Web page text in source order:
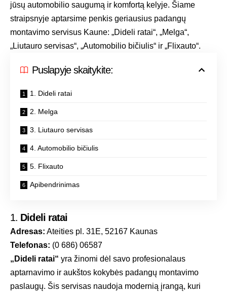
jūsų automobilio saugumą ir komfortą kelyje. Šiame
straipsnyje aptarsime penkis geriausius padangų
montavimo servisus Kaune: „Dideli ratai“, „Melga“,
„Liutauro servisas“, „Automobilio bičiulis“ ir „Flixauto“.
Puslapyje skaitykite:
1. Dideli ratai
2. Melga
3. Liutauro servisas
4. Automobilio bičiulis
5. Flixauto
Apibendrinimas
1. Dideli ratai
Adresas: Ateities pl. 31E, 52167 Kaunas
Telefonas: (0 686) 06587
„Dideli ratai“ yra žinomi dėl savo profesionalaus
aptarnavimo ir aukštos kokybės padangų montavimo
paslaugų. Šis servisas naudoja modernią įrangą, kuri